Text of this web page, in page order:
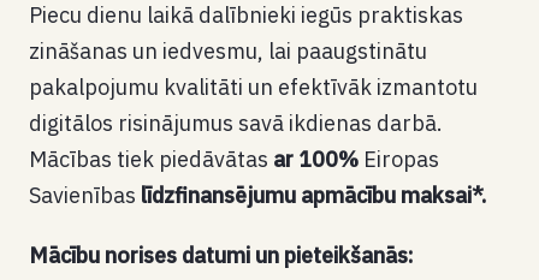
Piecu dienu laikā dalībnieki iegūs praktiskas
zināšanas un iedvesmu, lai paaugstinātu
pakalpojumu kvalitāti un efektīvāk izmantotu
digitālos risinājumus savā ikdienas darbā.
Mācības tiek piedāvātas ar 100% Eiropas
Savienības līdzfinansējumu apmācību maksai*.
Mācību norises datumi un pieteikšanās: